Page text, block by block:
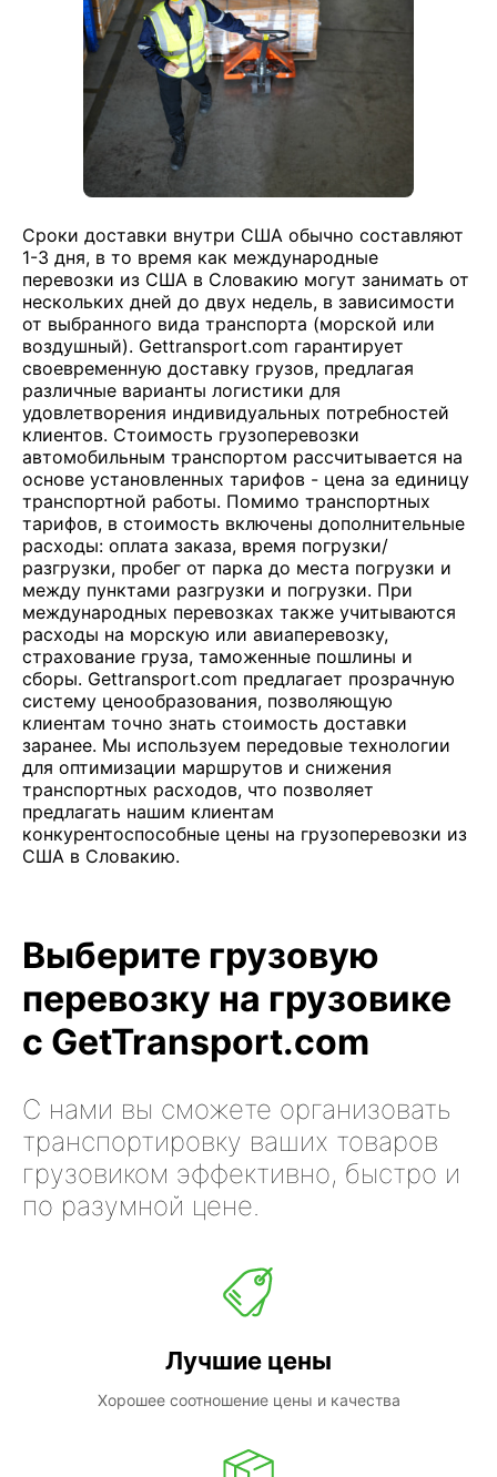
Сроки доставки внутри США обычно составляют
1-3 дня, в то время как международные
перевозки из США в Словакию могут занимать от
нескольких дней до двух недель, в зависимости
от выбранного вида транспорта (морской или
воздушный). Gettransport.com гарантирует
своевременную доставку грузов, предлагая
различные варианты логистики для
удовлетворения индивидуальных потребностей
клиентов. Стоимость грузоперевозки
автомобильным транспортом рассчитывается на
основе установленных тарифов - цена за единицу
транспортной работы. Помимо транспортных
тарифов, в стоимость включены дополнительные
расходы: оплата заказа, время погрузки/
разгрузки, пробег от парка до места погрузки и
между пунктами разгрузки и погрузки. При
международных перевозках также учитываются
расходы на морскую или авиаперевозку,
страхование груза, таможенные пошлины и
сборы. Gettransport.com предлагает прозрачную
систему ценообразования, позволяющую
клиентам точно знать стоимость доставки
заранее. Мы используем передовые технологии
для оптимизации маршрутов и снижения
транспортных расходов, что позволяет
предлагать нашим клиентам
конкурентоспособные цены на грузоперевозки из
США в Словакию.
Выберите грузовую
перевозку на грузовике
с GetTransport.com
С нами вы сможете организовать
транспортировку ваших товаров
грузовиком эффективно, быстро и
по разумной цене.
Лучшие цены
Хорошее соотношение цены и качества